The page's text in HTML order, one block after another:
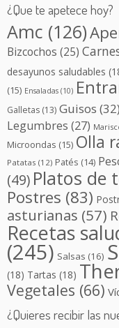
¿Que te apetece hoy?
Amc (126)
Bizcochos (25)
desayunos saludables
(15) Ensaladas (10)
Galletas (13) Guisos (32)
Legumbres (27)
Microondas (15) Olla
Patatas (12) Patés (14)
(49) Platos de
Postres (83)
asturianas (57)
Recetas
(245) Salsas (16)
(18) Tartas (18)
Vegetales (66)
¿Quieres recibir las